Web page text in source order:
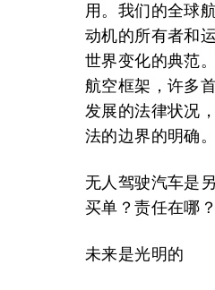
用。我们的全球
动机的所有者和
世界变化的典范
航空框架，许多
发展的法律状况
法的边界的明确。
无人驾驶汽车是
买单？责任在哪
未来是光明的